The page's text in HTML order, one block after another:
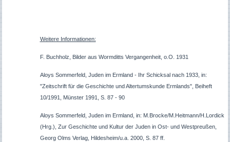
Weitere Informationen:
F. Buchholz, Bilder aus Wormditts Vergangenheit, o.O. 1931
Aloys Sommerfeld, Juden im Ermland - Ihr Schicksal nach 1933, in:
"Zeitschrift für die Geschichte und Altertumskunde Ermlands", Beiheft
10/1991, Münster 1991, S. 87 - 90
Aloys Sommerfeld, Juden im Ermland, in: M.Brocke/M.Heitmann/H.Lordick
(Hrg.), Zur Geschichte und Kultur der Juden in Ost- und Westpreußen,
Georg Olms Verlag, Hildesheim/u.a. 2000, S. 87 ff.